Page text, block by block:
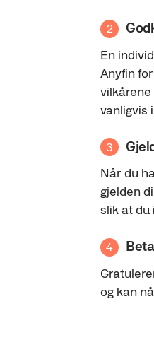
2
En
Anyfin
vilkårene
vanligvis
3
Når du
gjelden
slik at du
4
og kan